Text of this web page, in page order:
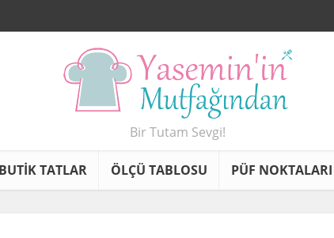
Bir Tutam Sevgi!
TATLAR ÖLÇÜ TABLOSU PÜF NOKTALARI